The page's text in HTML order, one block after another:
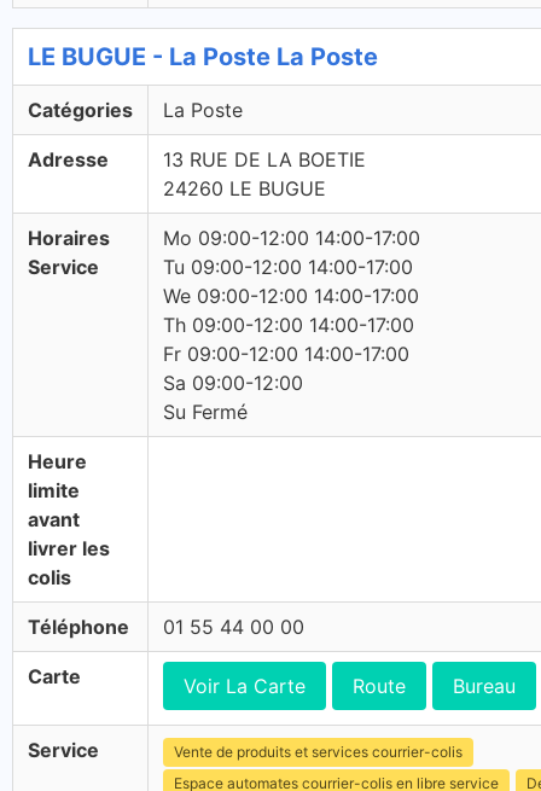
LE BUGUE - La Poste La Poste
Catégories La Poste
Adresse
13 RUE DE LA BOETIE
24260 LE BUGUE
Horaires
Service
Mo 09:00-12:00 14:00-17:00
Tu 09:00-12:00 14:00-17:00
We 09:00-12:00 14:00-17:00
Th 09:00-12:00 14:00-17:00
Fr 09:00-12:00 14:00-17:00
Sa 09:00-12:00
Su Fermé
Heure
limite
avant
livrer les
colis
Téléphone 01 55 44 00 00
Carte Voir La Carte Route Bureau
Service
Vente de produits et services courrier-colis
Espace automates courrier-colis en libre service